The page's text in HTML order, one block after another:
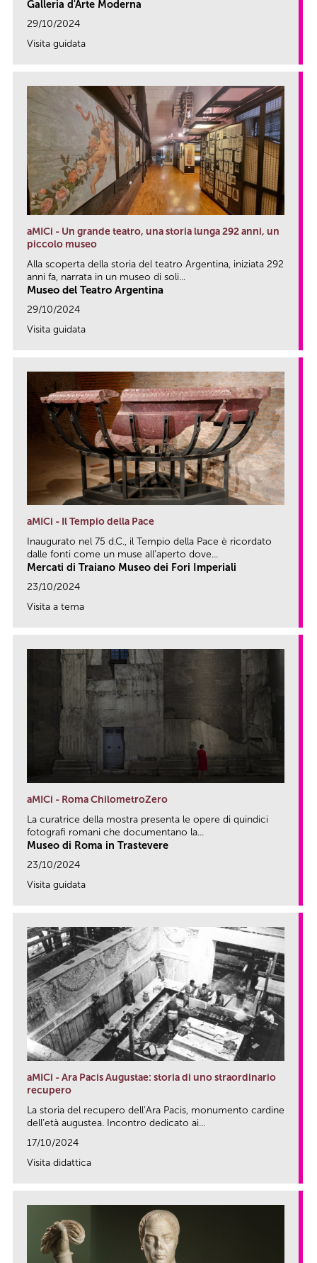
Galleria d'Arte Moderna
29/10/2024
Visita guidata
aMICi - Un grande teatro, una storia lunga 292 anni, un
piccolo museo
Alla scoperta della storia del teatro Argentina, iniziata 292
anni fa, narrata in un museo di soli...
Museo del Teatro Argentina
29/10/2024
Visita guidata
aMICi - Il Tempio della Pace
Inaugurato nel 75 d.C., il Tempio della Pace è ricordato
dalle fonti come un muse all’aperto dove...
Mercati di Traiano Museo dei Fori Imperiali
23/10/2024
Visita a tema
aMICi - Roma ChilometroZero
La curatrice della mostra presenta le opere di quindici
fotografi romani che documentano la...
Museo di Roma in Trastevere
23/10/2024
Visita guidata
aMICi - Ara Pacis Augustae: storia di uno straordinario
recupero
La storia del recupero dell’Ara Pacis, monumento cardine
dell’età augustea. Incontro dedicato ai...
17/10/2024
Visita didattica